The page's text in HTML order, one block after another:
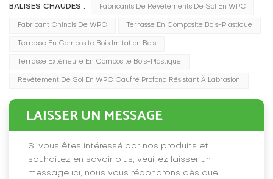
BALISES CHAUDES : Fabricants De Revêtements De Sol En WPC
Fabricant Chinois De WPC Terrasse En Composite Bois-Plastique
Terrasse En Composite Bois Imitation Bois
Terrasse Extérieure En Composite Bois-Plastique
Revêtement De Sol En WPC Gaufré Profond Résistant À L'abrasion
LAISSER UN MESSAGE
Si vous êtes intéressé par nos produits et
souhaitez en savoir plus, veuillez laisser un
message ici, nous vous répondrons dès que